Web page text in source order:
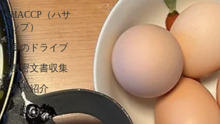
HACCP（ハサ
ップ）
夏のドライブ
機密文書収集
愛犬紹介
愛猫